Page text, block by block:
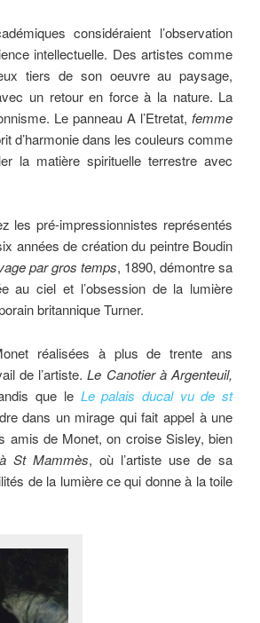
considéraient l’observation
intellectuelle. Des artistes comme
tiers de son oeuvre au paysage,
un retour en force à la nature. La
Le panneau A l’Etretat, femme
d’harmonie dans les couleurs comme
la matière spirituelle terrestre avec
les pré-impressionnistes représentés
années de création du peintre Boudin
par gros temps, 1890, démontre sa
au ciel et l’obsession de la lumière
britannique Turner.
réalisées à plus de trente ans
de l’artiste.Le Canotier à Argenteuil,
que le Le palais ducal vu de st
dans un mirage qui fait appel à une
amis de Monet, on croise Sisley, bien
St Mammès, où l’artiste use de sa
de la lumière ce qui donne à la toile